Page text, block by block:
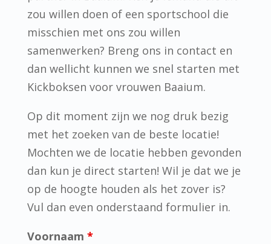
zou willen doen of een sportschool die
misschien met ons zou willen
samenwerken? Breng ons in contact en
dan wellicht kunnen we snel starten met
Kickboksen voor vrouwen Baaium.
Op dit moment zijn we nog druk bezig
met het zoeken van de beste locatie!
Mochten we de locatie hebben gevonden
dan kun je direct starten! Wil je dat we je
op de hoogte houden als het zover is?
Vul dan even onderstaand formulier in.
Voornaam *